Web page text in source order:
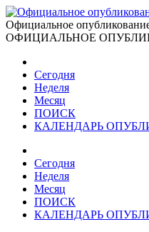
Официальное
ОФИЦИАЛЬНОЕ
Сегодня
Неделя
Месяц
ПОИСК
КАЛЕНДАРЬ
Сегодня
Неделя
Месяц
ПОИСК
КАЛЕНДАРЬ